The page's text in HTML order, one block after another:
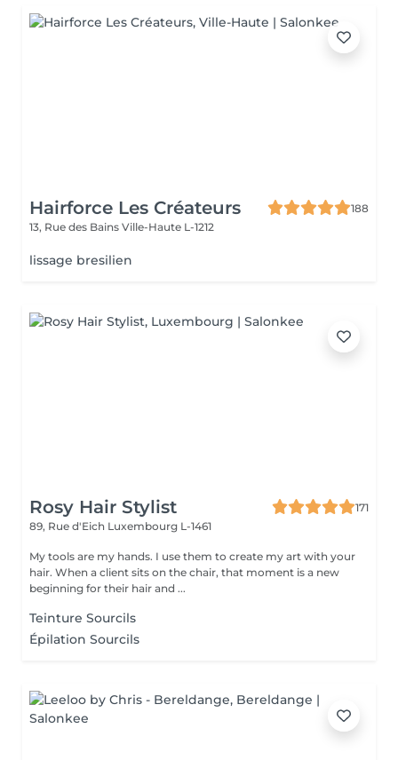
Hairforce Les Créateurs
188
13, Rue des Bains Ville-Haute L-1212
lissage bresilien
Rosy Hair Stylist
171
89, Rue d'Eich Luxembourg L-1461
My tools are my hands. I use them to create my art with your
hair. When a client sits on the chair, that moment is a new
beginning for their hair and ...
Teinture Sourcils
Épilation Sourcils